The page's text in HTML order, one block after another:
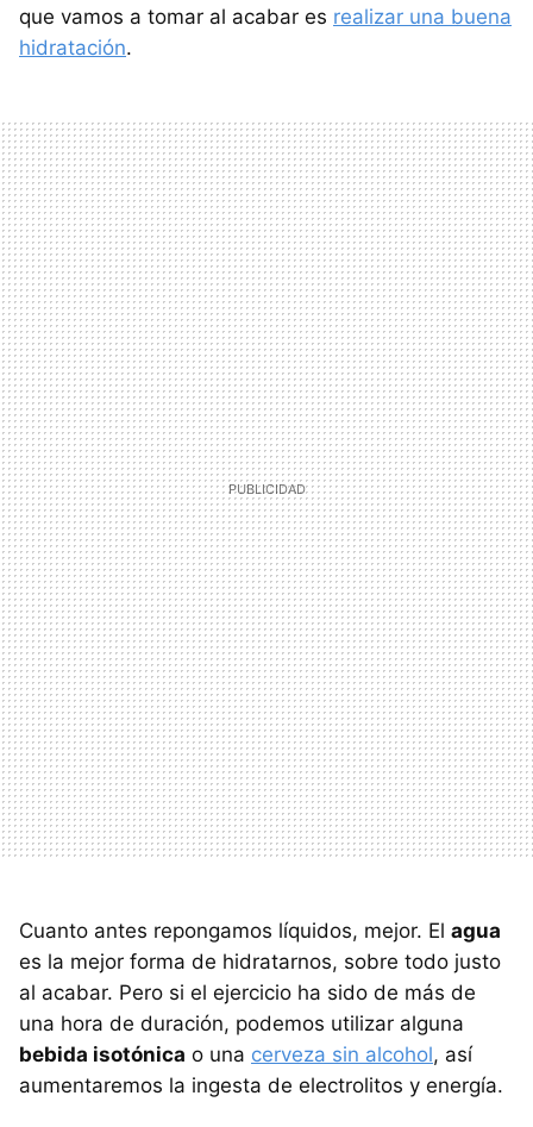
que vamos a tomar al acabar es realizar una buena
hidratación.
Cuanto antes repongamos líquidos, mejor. El agua
es la mejor forma de hidratarnos, sobre todo justo
al acabar. Pero si el ejercicio ha sido de más de
una hora de duración, podemos utilizar alguna
bebida isotónica o una cerveza sin alcohol, así
aumentaremos la ingesta de electrolitos y energía.